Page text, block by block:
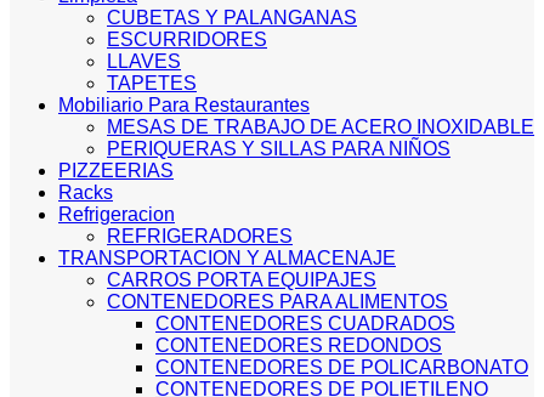
CUBETAS Y PALANGANAS
ESCURRIDORES
LLAVES
TAPETES
Mobiliario Para Restaurantes
MESAS DE TRABAJO DE ACERO INOXIDABLE
PERIQUERAS Y SILLAS PARA NIÑOS
PIZZEERIAS
Racks
Refrigeracion
REFRIGERADORES
TRANSPORTACION Y ALMACENAJE
CARROS PORTA EQUIPAJES
CONTENEDORES PARA ALIMENTOS
CONTENEDORES CUADRADOS
CONTENEDORES REDONDOS
CONTENEDORES DE POLICARBONATO
CONTENEDORES DE POLIETILENO